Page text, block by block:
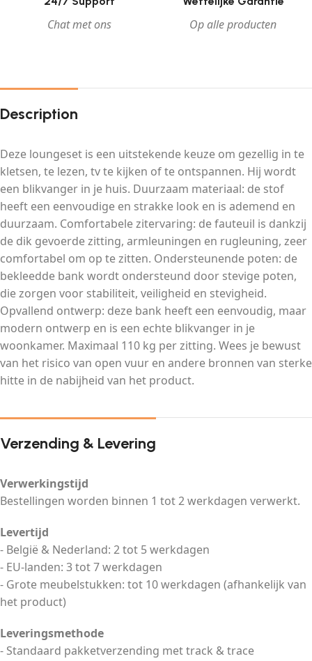
Chat met ons Op alle producten
Description
Deze loungeset is een uitstekende keuze om gezellig in te
kletsen, te lezen, tv te kijken of te ontspannen. Hij wordt
een blikvanger in je huis. Duurzaam materiaal: de stof
heeft een eenvoudige en strakke look en is ademend en
duurzaam. Comfortabele zitervaring: de fauteuil is dankzij
de dik gevoerde zitting, armleuningen en rugleuning, zeer
comfortabel om op te zitten. Ondersteunende poten: de
bekleedde bank wordt ondersteund door stevige poten,
die zorgen voor stabiliteit, veiligheid en stevigheid.
Opvallend ontwerp: deze bank heeft een eenvoudig, maar
modern ontwerp en is een echte blikvanger in je
woonkamer. Maximaal 110 kg per zitting. Wees je bewust
van het risico van open vuur en andere bronnen van sterke
hitte in de nabijheid van het product.
Verzending & Levering
Verwerkingstijd
Bestellingen worden binnen 1 tot 2 werkdagen verwerkt.
Levertijd
- België & Nederland: 2 tot 5 werkdagen
- EU-landen: 3 tot 7 werkdagen
- Grote meubelstukken: tot 10 werkdagen (afhankelijk van
het product)
Leveringsmethode
- Standaard pakketverzending met track & trace